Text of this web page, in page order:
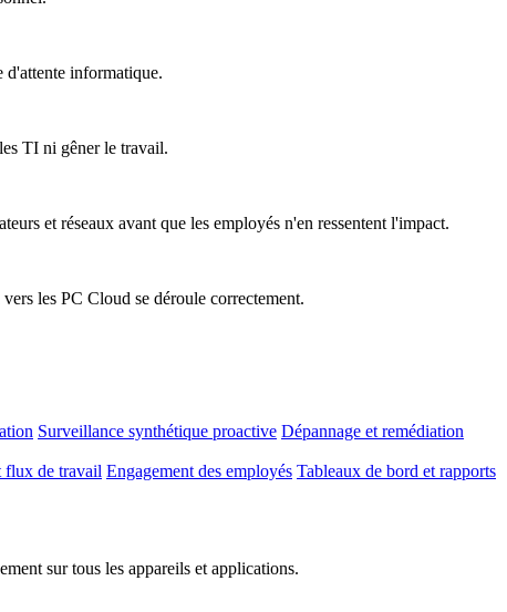
d'attente informatique.
TI ni gêner le travail.
et réseaux avant que les employés n'en ressentent l'impact.
les PC Cloud se déroule correctement.
Surveillance synthétique proactive Dépannage et remédiation
flux de travail Engagement des employés Tableaux de bord et rapports
sur tous les appareils et applications.